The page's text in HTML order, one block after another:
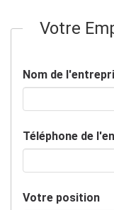
Votre
Nom de
Téléphone de
Votre position